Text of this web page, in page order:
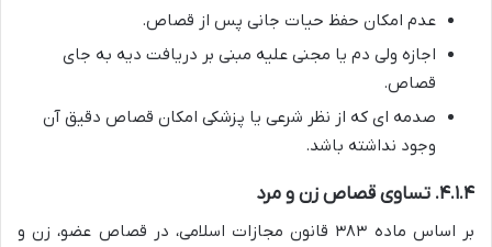
عدم امکان حفظ حیات جانی پس از قصاص.
اجازه ولی دم یا مجنی علیه مبنی بر دریافت دیه به جای
قصاص.
صدمه ای که از نظر شرعی یا پزشکی امکان قصاص دقیق آن
وجود نداشته باشد.
۴.۱.۴. تساوی قصاص زن و مرد
بر اساس ماده ۳۸۳ قانون مجازات اسلامی، در قصاص عضو، زن و